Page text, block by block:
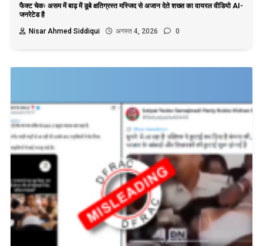
फैक्ट चेकः असम में बाढ़ में डूबे क्षतिग्रस्त मस्जिद से अजान देते शख्स का वायरल वीडियो AI-
जनरेटेड है
Nisar Ahmed Siddiqui
अगस्त 4, 2026 0